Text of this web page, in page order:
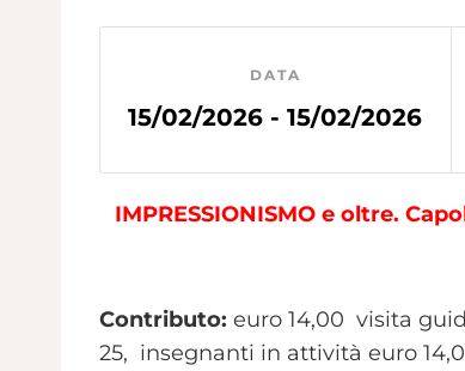
DATA
15/02/2026 - 15/02/2026
IMPRESSIONISMO e oltre.
Contributo: euro 14,00 visita
25, insegnanti in attività euro